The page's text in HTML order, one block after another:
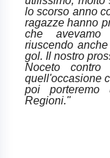
lo scorso anno
ragazze hanno
che avevamo
riuscendo
gol. Il nostro
Noceto
quell'occasione
poi porteremo
Regioni."